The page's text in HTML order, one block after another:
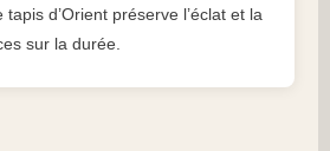
d’Orient préserve l’éclat et la
sur la durée.